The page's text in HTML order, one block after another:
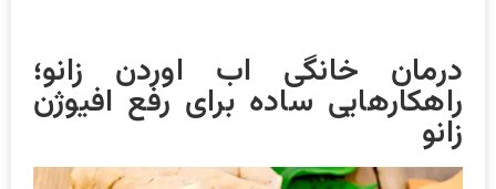
درمان خانگی اب اوردن زانو؛
راهکارهایی ساده برای رفع افیوژن
زانو